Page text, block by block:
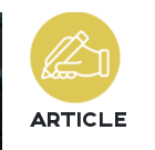
ARTICLE